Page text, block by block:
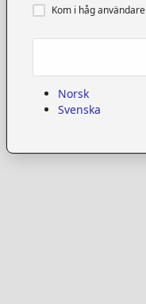
Kom
i
Kom i håg användare
Norsk
Svenska